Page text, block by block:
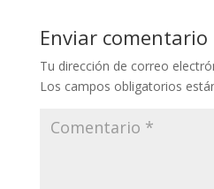
Enviar comentario
Tu dirección de correo
Los campos obligatorios